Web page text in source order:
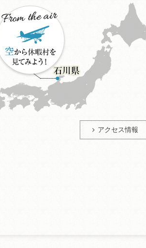
アクセス情報